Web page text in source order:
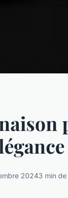
20243 min